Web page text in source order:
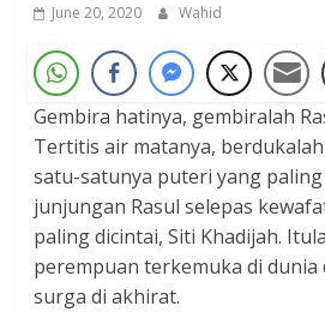
June 20, 2020 Wahid
Gembira hatinya, gembiralah
Tertitis air matanya,
satu-satunya puteri yang
junjungan Rasul selepas
paling dicintai, Siti Khadijah.
perempuan terkemuka di dunia
surga di akhirat.